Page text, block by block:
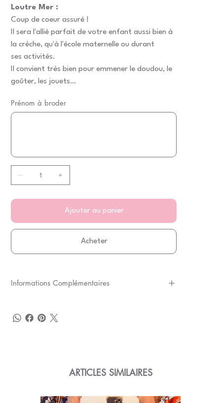
Loutre Mer :
Coup de coeur assuré !
Il sera l'allié parfait de votre enfant aussi bien à
la crèche, qu'à l'école maternelle ou durant
ses activités.
Il convient très bien pour emmener le doudou, le
goûter, les jouets…
Prénom à broder
500
Ajouter au panier
Acheter
Informations Complémentaires
ARTICLES SIMILAIRES